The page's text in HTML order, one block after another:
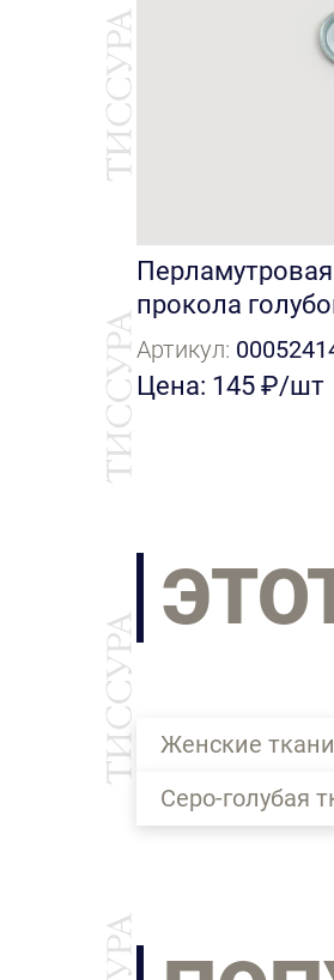
прокола
Артикул:
Цена: 145 ₽/шт
Женские ткани
Серо-голубая